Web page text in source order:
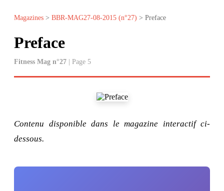
Magazines > BBR-MAG27-08-2015 (n°27) > Preface
Preface
Fitness Mag n°27 | Page 5
Contenu disponible dans le magazine interactif ci-
dessous.